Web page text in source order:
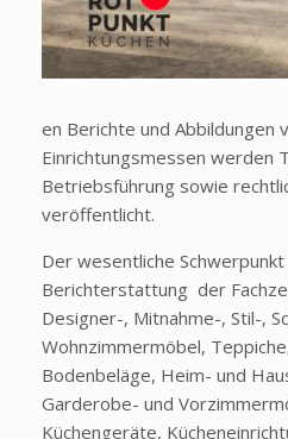
en Berichte und Abbildungen
Einrichtungsmessen werden
Betriebsführung sowie
veröffentlicht.
Der wesentliche
Berichterstattung der
Designer-, Mitnahme-, Stil-,
Wohnzimmermöbel,
Bodenbeläge, Heim- und
Garderobe- und
Küchengeräte,